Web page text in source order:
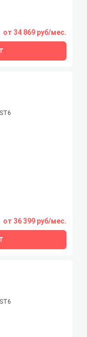
от 34 869 руб/мес.
от 36 399 руб/мес.